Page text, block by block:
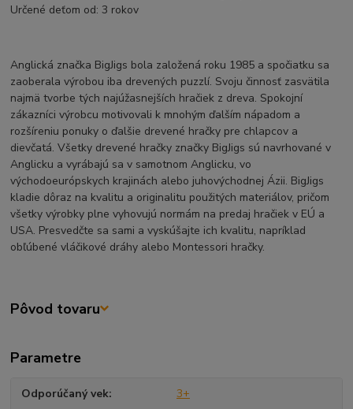
Určené deťom od: 3 rokov
Anglická značka BigJigs bola založená roku 1985 a spočiatku sa
zaoberala výrobou iba drevených puzzlí. Svoju činnosť zasvätila
najmä tvorbe tých najúžasnejších hračiek z dreva. Spokojní
zákazníci výrobcu motivovali k mnohým ďalším nápadom a
rozšíreniu ponuky o ďalšie drevené hračky pre chlapcov a
dievčatá. Všetky drevené hračky značky BigJigs sú navrhované v
Anglicku a vyrábajú sa v samotnom Anglicku, vo
východoeurópskych krajinách alebo juhovýchodnej Ázii. BigJigs
kladie dôraz na kvalitu a originalitu použitých materiálov, pričom
všetky výrobky plne vyhovujú normám na predaj hračiek v EÚ a
USA. Presvedčte sa sami a vyskúšajte ich kvalitu, napríklad
obľúbené vláčikové dráhy alebo Montessori hračky.
Pôvod tovaru
Parametre
Odporúčaný vek 3+